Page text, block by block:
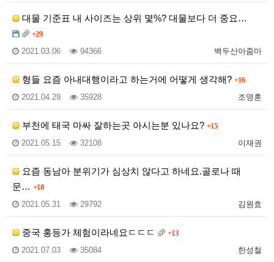
대물 기준표 내 사이즈는 상위 몇%? 대물보다 더 중요…
+29
백두산아줌마
2021.03.06 94366
형들 요즘 아내대행이라고 하는거에 어떻게 생각해? +16
조영훈
2021.04.29 35928
부천에 태국 마싸 잘하는곳 아시는분 있나요? +15
이재권
2021.05.15 32108
요즘 동남아 분위기가 심상치 않다고 하네요.골로나 때
문… +10
김원효
2021.05.31 29792
중국 홍등가 체험이라네요ㄷㄷㄷ +13
한성철
2021.07.03 35084